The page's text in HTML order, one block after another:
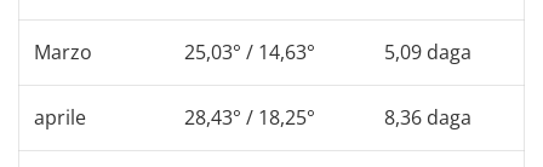
Marzo 25,03° / 14,63° 5,09 daga
aprile 28,43° / 18,25° 8,36 daga